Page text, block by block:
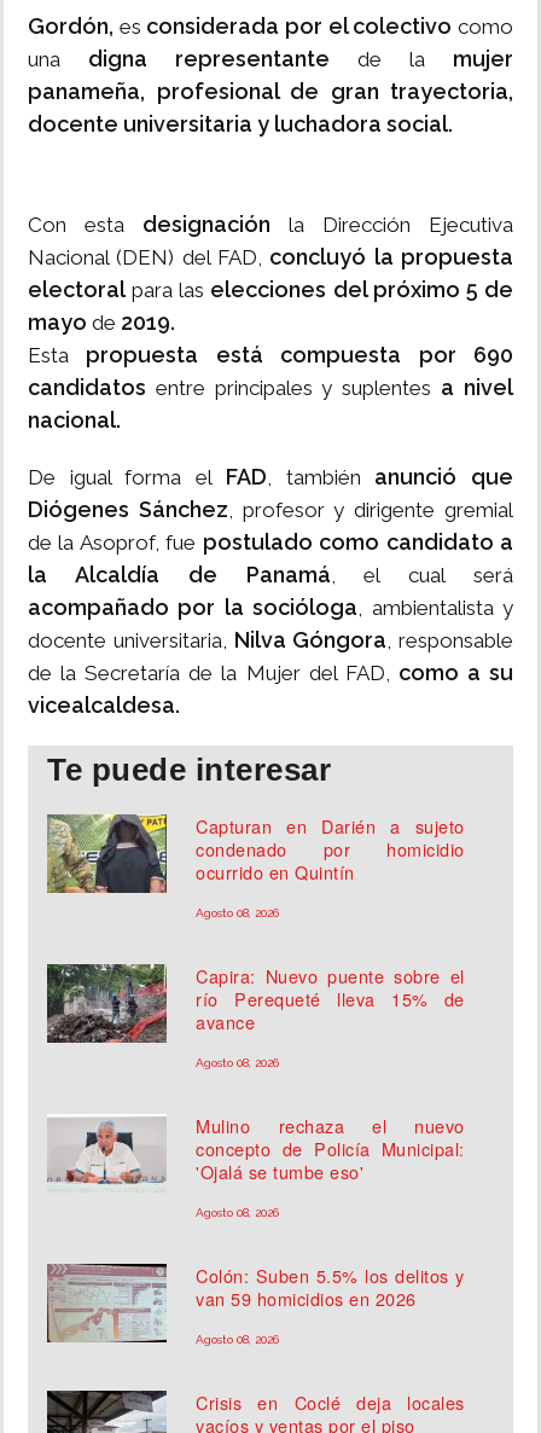
Gordón, es considerada por el colectivo como
una digna representante de la mujer
panameña, profesional de gran trayectoria,
docente universitaria y luchadora social.
Con esta designación la Dirección Ejecutiva
Nacional (DEN) del FAD, concluyó la propuesta
electoralpara las elecciones del próximo 5 de
mayo de 2019.
Esta propuesta está compuesta por 690
candidatos entre principales y suplentes a nivel
nacional.
De igual forma el FAD, también anunció que
Diógenes Sánchez, profesor y dirigente gremial
de la Asoprof, fue postulado como candidato a
la Alcaldía de Panamá, el cual será
acompañado por la socióloga, ambientalista y
docente universitaria, Nilva Góngora, responsable
de la Secretaría de la Mujer del FAD, como a su
vicealcaldesa.
Te puede interesar
Capturan en Darién a sujeto
condenado por homicidio
ocurrido en Quintín
Agosto 08, 2026
Capira: Nuevo puente sobre el
río Perequeté lleva 15% de
avance
Agosto 08, 2026
Mulino rechaza el nuevo
concepto de Policía Municipal:
'Ojalá se tumbe eso'
Agosto 08, 2026
Colón: Suben 5.5% los delitos y
van 59 homicidios en 2026
Agosto 08, 2026
Crisis en Coclé deja locales
vacíos y ventas por el piso